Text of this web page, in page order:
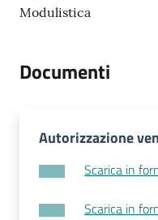
Modulistica
Documenti
Autorizzazione
Scarica in
Scarica in